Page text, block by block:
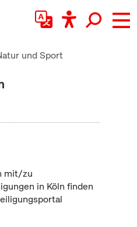
und Sport
mit/zu
in Köln finden